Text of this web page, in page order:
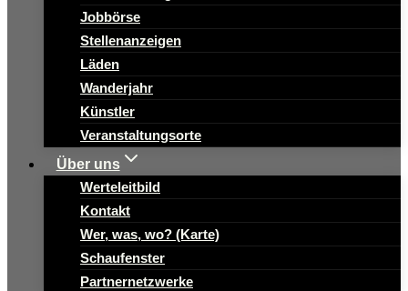
Jobbörse
Stellenanzeigen
Läden
Wanderjahr
Künstler
Veranstaltungsorte
Über uns
Werteleitbild
Kontakt
Wer, was, wo? (Karte)
Schaufenster
Partnernetzwerke